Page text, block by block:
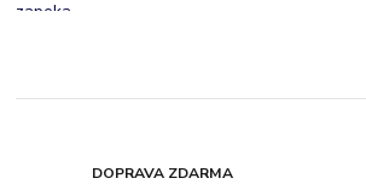
DOPRAVA ZDARMA